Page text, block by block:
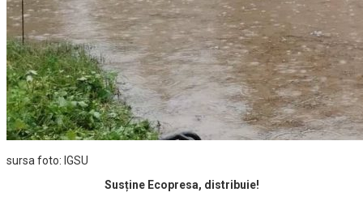
sursa foto: IGSU
Susține Ecopresa, distribuie!